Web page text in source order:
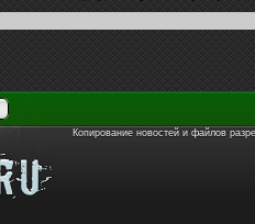
Копирование новостей и файлов